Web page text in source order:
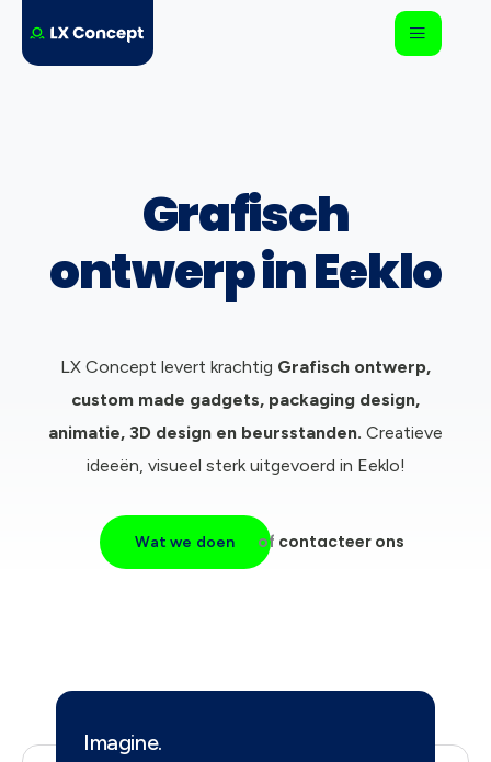
Grafisch
ontwerp in Eeklo
LX Concept levert krachtig Grafisch ontwerp,
custom made gadgets, packaging design,
animatie, 3D design en beursstanden. Creatieve
ideeën, visueel sterk uitgevoerd in Eeklo!
Wat we doen of contacteer ons
Imagine.